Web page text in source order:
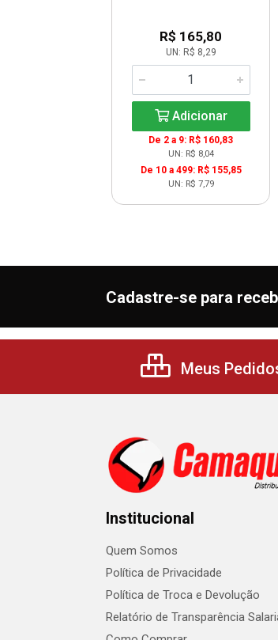
R$ 165,80
UN: R$ 8,29
Adicionar
De 2 a 9: R$ 160,83
UN: R$ 8,04
De 10 a 499: R$ 155,85
UN: R$ 7,79
Cadastre-se para
Meus
Institucional
Quem Somos
Política de Privacidade
Política de Troca e Devolução
Relatório de Transparência